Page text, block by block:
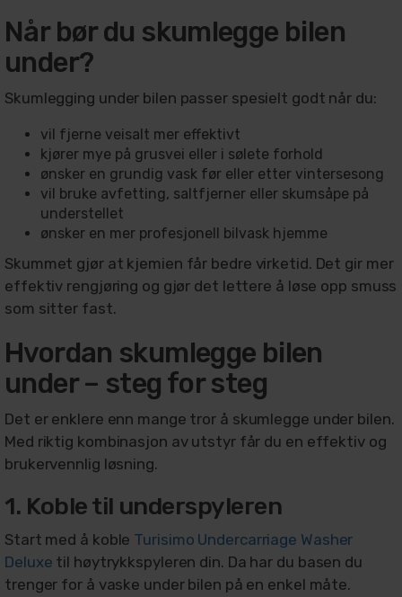
Når bør du skumlegge bilen
under?
Skumlegging under bilen passer spesielt godt når du:
vil fjerne veisalt mer effektivt
kjører mye på grusvei eller i sølete forhold
ønsker en grundig vask før eller etter vintersesong
vil bruke avfetting, saltfjerner eller skumsåpe på
understellet
ønsker en mer profesjonell bilvask hjemme
Skummet gjør at kjemien får bedre virketid. Det gir mer
effektiv rengjøring og gjør det lettere å løse opp smuss
som sitter fast.
Hvordan skumlegge bilen
under – steg for steg
Det er enklere enn mange tror å skumlegge under bilen.
Med riktig kombinasjon av utstyr får du en effektiv og
brukervennlig løsning.
1. Koble til underspyleren
Start med å koble Turisimo Undercarriage Washer
Deluxe til høytrykkspyleren din. Da har du basen du
trenger for å vaske under bilen på en enkel måte.